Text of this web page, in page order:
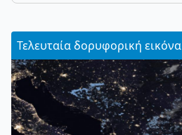
Τελευταία δορυφορική εικόνα